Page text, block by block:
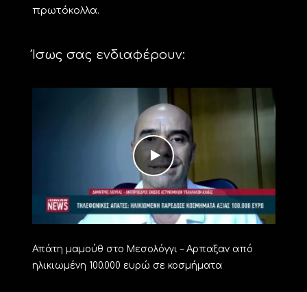
πρωτόκολλα.
Ίσως σας ενδιαφέρουν:
Απάτη μαμούθ στο Μεσολόγγι – Αρπαξαν από
ηλικιωμένη 100.000 ευρώ σε κοσμήματα